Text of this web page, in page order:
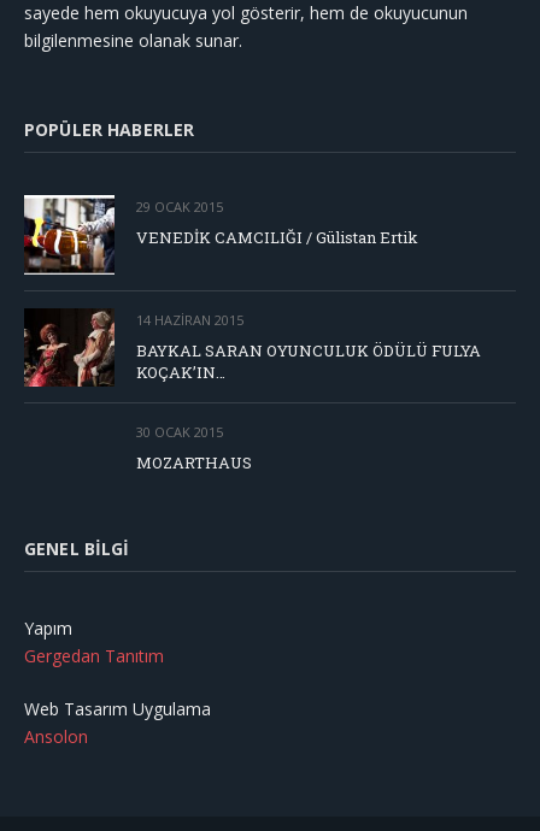
sayede hem okuyucuya yol gösterir, hem de okuyucunun
bilgilenmesine olanak sunar.
POPÜLER HABERLER
29 OCAK 2015
VENEDİK CAMCILIĞI / Gülistan Ertik
14 HAZIRAN 2015
BAYKAL SARAN OYUNCULUK ÖDÜLÜ FULYA
KOÇAK’IN…
30 OCAK 2015
MOZARTHAUS
GENEL BILGI
Yapım
Gergedan Tanıtım
Web Tasarım Uygulama
Ansolon